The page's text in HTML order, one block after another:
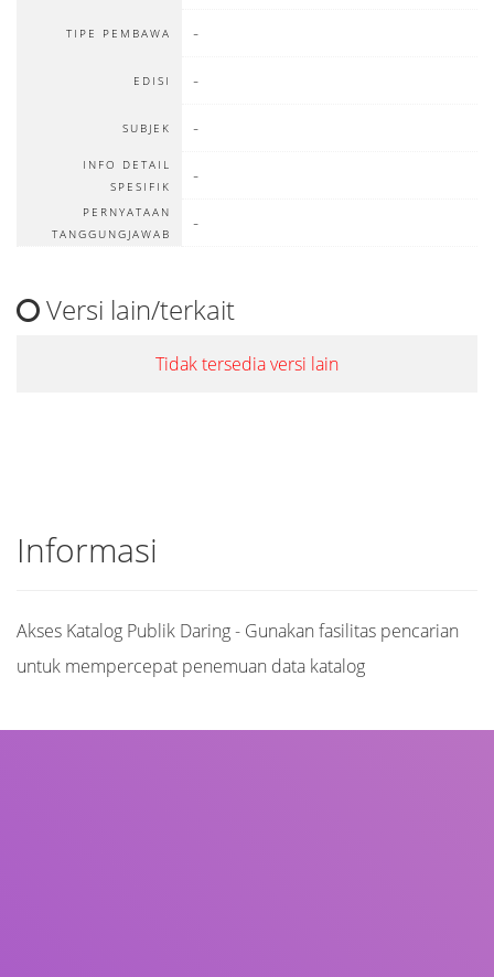
TIPE PEMBAWA -
EDISI -
SUBJEK -
INFO DETAIL
SPESIFIK
-
PERNYATAAN
TANGGUNGJAWAB
-
Versi lain/terkait
Tidak tersedia versi lain
Informasi
Akses Katalog Publik Daring - Gunakan fasilitas pencarian
untuk mempercepat penemuan data katalog